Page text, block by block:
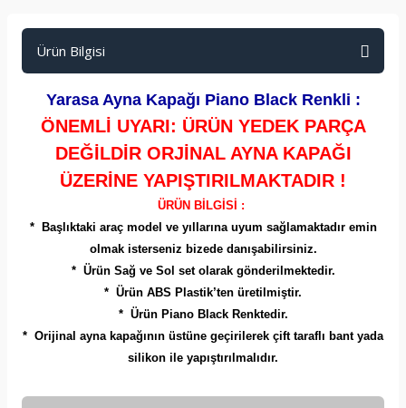
Ürün Bilgisi
Yarasa Ayna Kapağı Piano Black Renkli :
ÖNEMLİ UYARI: ÜRÜN YEDEK PARÇA
DEĞİLDİR ORJİNAL AYNA KAPAĞI
ÜZERİNE YAPIŞTIRILMAKTADIR !
ÜRÜN BİLGİSİ :
* Başlıktaki araç model ve yıllarına uyum sağlamaktadır emin
olmak isterseniz bizede danışabilirsiniz.
* Ürün Sağ ve Sol set olarak gönderilmektedir.
* Ürün ABS Plastik’ten üretilmiştir.
* Ürün Piano Black Renktedir.
* Orijinal ayna kapağının üstüne geçirilerek çift taraflı bant yada
silikon ile yapıştırılmalıdır.